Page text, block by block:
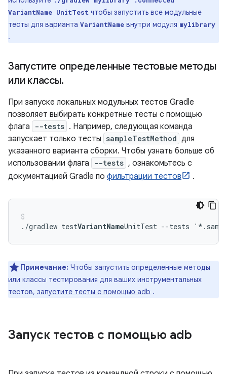
VariantName UnitTest чтобы запустить все модульные
тесты для варианта VariantName внутри модуля mylibrary
.
Запустите определенные тестовые методы
или классы.
При запуске локальных модульных тестов Gradle
позволяет выбирать конкретные тесты с помощью
флага
--tests . Например, следующая команда
запускает только тесты sampleTestMethod для
указанного варианта сборки. Чтобы узнать больше об
использовании флага
--tests , ознакомьтесь с
документацией Gradle по фильтрации тестов .
./gradlew testVariantName
Примечание: Чтобы запустить определенные методы
или классы тестирования для ваших инструментальных
тестов, запустите тесты с помощью adb .
Запуск тестов с помощью adb